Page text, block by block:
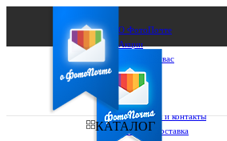
О ФотоПочте
Акции
Сделаем за вас
Бизнесу
FAQ
Франшиза
Поддержка и контакты
Оплата и доставка
КАТАЛОГ